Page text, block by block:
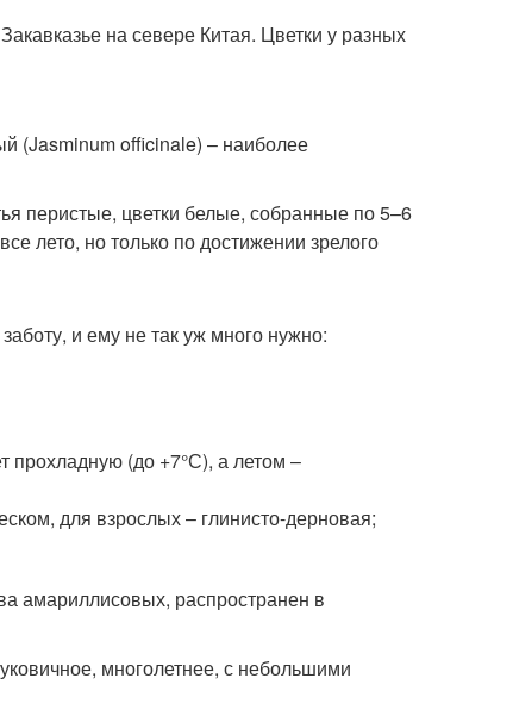
на севере Китая. Цветки у разных
(Jasminum officinale) – наиболее
перистые, цветки белые, собранные по 5–6
лето, но только по достижении зрелого
и ему не так уж много нужно:
прохладную (до +7°С), а летом –
для взрослых – глинисто-дерновая;
амариллисовых, распространен в
многолетнее, с небольшими